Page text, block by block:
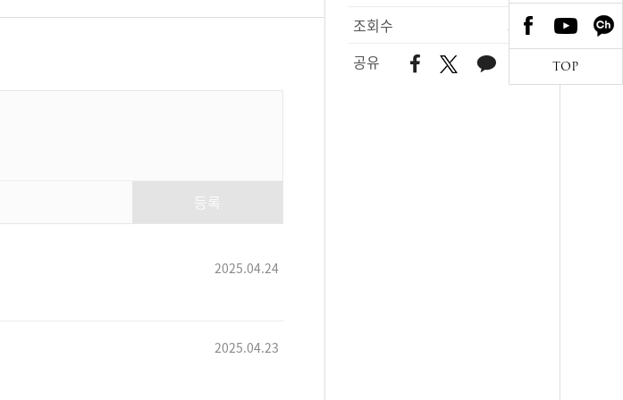
조회수
574
공유
2025.04.24
2025.04.23
TOP